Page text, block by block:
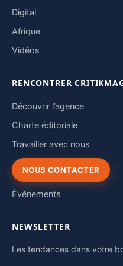
Digital
Afrique
Vidéos
RENCONTRER
Découvrir l’agence
Charte éditoriale
Travailler avec nous
NOUS CONTACTER
Événements
NEWSLETTER
Les tendances dans votre